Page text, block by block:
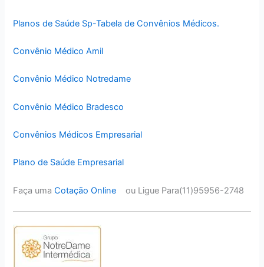
Planos de Saúde Sp-Tabela de Convênios Médicos.
Convênio Médico Amil
Convênio Médico Notredame
Convênio Médico Bradesco
Convênios Médicos Empresarial
Plano de Saúde Empresarial
Faça umaCotação Online ou Ligue Para(11)95956-2748